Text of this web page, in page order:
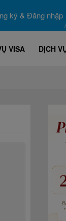
ký &Đăng nhập
VISA DỊCH